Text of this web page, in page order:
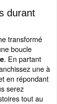
durant
transformé
boucle
. En partant
une à
en répondant
serez
tout au